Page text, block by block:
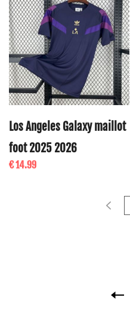
Los Angeles Galaxy maillot
foot 2025 2026
€ 14.99